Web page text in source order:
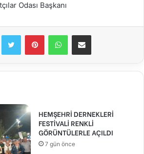
Odası Başkanı
Twitter PinterestWhatsAppE-Posta ile paylaş
HEMŞEHRİ DERNEKLERİ
FESTİVALİ RENKLİ
GÖRÜNTÜLERLE AÇILDI
7 gün önce